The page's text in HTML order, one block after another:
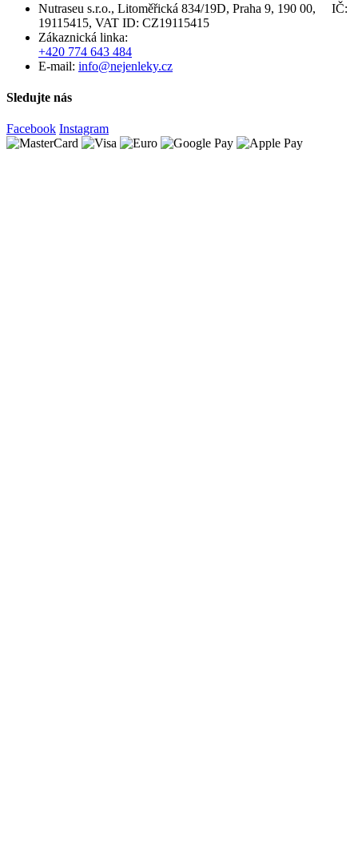
Nutraseu s.r.o., Litoměřická 834/19D, Praha 9, 190 00, IČ:
19115415, VAT ID: CZ19115415
Zákaznická linka:
+420 774 643 484
E-mail: info@nejenleky.cz
Sledujte nás
Facebook Instagram